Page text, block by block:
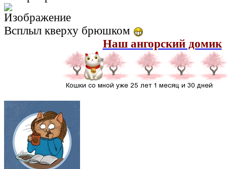
Всплыл кверху брюшком
Наш ангорский домик